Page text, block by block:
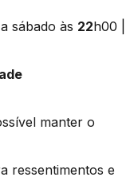
a sábado às 22h00 |
manter o
ressentimentos e